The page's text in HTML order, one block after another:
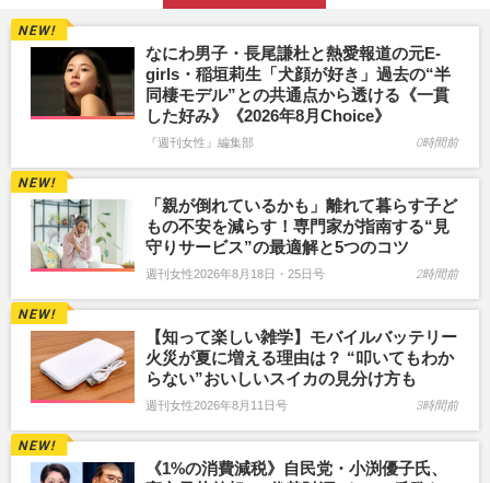
なにわ男子・長尾謙杜と熱愛報道の元E-
girls・稲垣莉生「犬顔が好き」過去の“半
同棲モデル”との共通点から透ける《一貫
した好み》《2026年8月Choice》
『週刊女性』編集部 0時間前
「親が倒れているかも」離れて暮らす子ど
もの不安を減らす！専門家が指南する“見
守りサービス”の最適解と5つのコツ
週刊女性2026年8月18日・25日号 2時間前
【知って楽しい雑学】モバイルバッテリー
火災が夏に増える理由は？ “叩いてもわか
らない”おいしいスイカの見分け方も
週刊女性2026年8月11日号 3時間前
《1%の消費減税》自民党・小渕優子氏、